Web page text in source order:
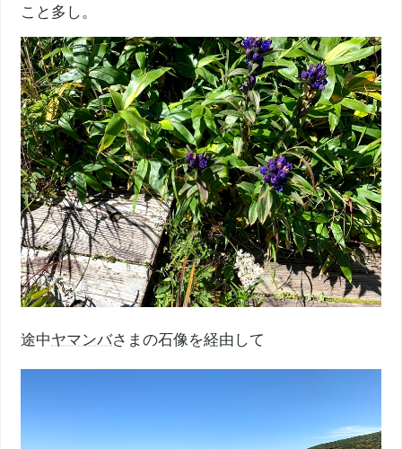
こと多し。
途中ヤマンバさまの石像を経由して